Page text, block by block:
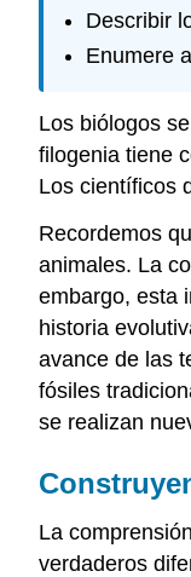
Describir
Enumere
Los biólogos
filogenia tiene
Los científicos
Recordemos
animales. La
embargo, esta
historia
avance de las
fósiles
se realizan
La
verdaderos